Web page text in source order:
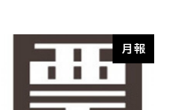
月報